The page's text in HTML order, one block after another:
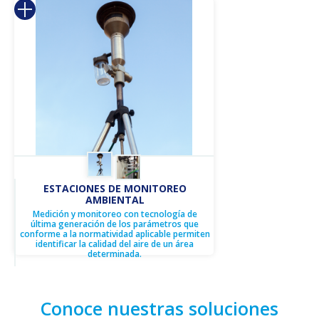
ESTACIONES DE MONITOREO
AMBIENTAL
Medición y monitoreo con tecnología de
última generación de los parámetros que
conforme a la normatividad aplicable permiten
identificar la calidad del aire de un área
determinada.
Conoce nuestras soluciones